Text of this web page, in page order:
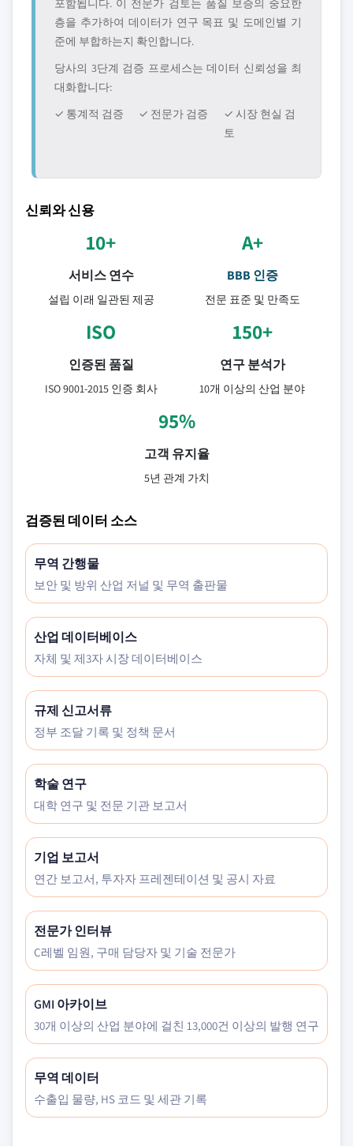
포함됩니다. 이 전문가 검토는 품질 보증의 중요한
층을 추가하여 데이터가 연구 목표 및 도메인별 기
준에 부합하는지 확인합니다.
당사의 3단계 검증 프로세스는 데이터 신뢰성을 최
대화합니다:
✓ 통계적 검증
✓ 전문가 검증
✓ 시장 현실 검
토
신뢰와 신용
10+
서비스 연수
설립 이래 일관된 제공
A+
BBB 인증
전문 표준 및 만족도
ISO
인증된 품질
ISO 9001-2015 인증 회사
150+
연구 분석가
10개 이상의 산업 분야
95%
고객 유지율
5년 관계 가치
검증된 데이터 소스
무역 간행물
보안 및 방위 산업 저널 및 무역 출판물
산업 데이터베이스
자체 및 제3자 시장 데이터베이스
규제 신고서류
정부 조달 기록 및 정책 문서
학술 연구
대학 연구 및 전문 기관 보고서
기업 보고서
연간 보고서, 투자자 프레젠테이션 및 공시 자료
전문가 인터뷰
C레벨 임원, 구매 담당자 및 기술 전문가
GMI 아카이브
30개 이상의 산업 분야에 걸친 13,000건 이상의 발행 연구
무역 데이터
수출입 물량, HS 코드 및 세관 기록